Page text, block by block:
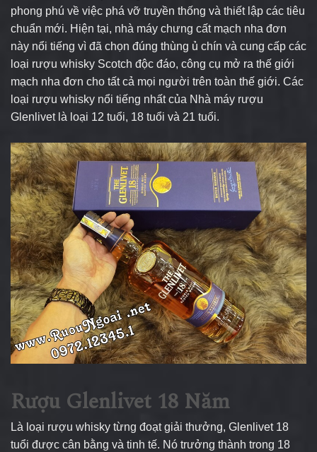
phong phú về việc phá vỡ truyền thống và thiết lập các tiêu
chuẩn mới. Hiện tại, nhà máy chưng cất mạch nha đơn
này nổi tiếng vì đã chọn đúng thùng ủ chín và cung cấp các
loại rượu whisky Scotch độc đáo, công cụ mở ra thế giới
mạch nha đơn cho tất cả mọi người trên toàn thế giới. Các
loại rượu whisky nổi tiếng nhất của Nhà máy rượu
Glenlivet là loại 12 tuổi, 18 tuổi và 21 tuổi.
Rượu Glenlivet 18 Năm
Là loại rượu whisky từng đoạt giải thưởng, Glenlivet 18
tuổi được cân bằng và tinh tế. Nó trưởng thành trong 18